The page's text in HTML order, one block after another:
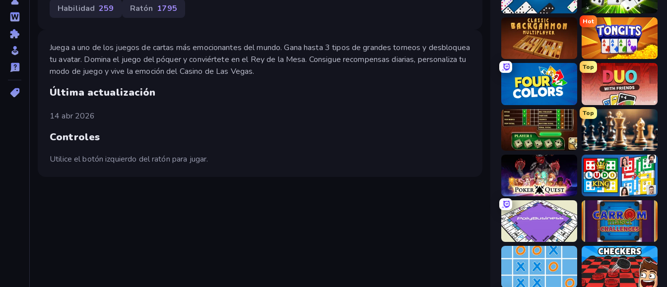
Habilidad 259 Ratón 1795
Juega a uno de los juegos de cartas más emocionantes del mundo. Gana hasta 3 tipos de grandes torneos y desbloquea
tu avatar. Domina el juego del póquer y conviértete en el Rey de la Mesa. Consigue recompensas diarias, personaliza tu
modo de juego y vive la emoción del Casino de Las Vegas.
Última actualización
14 abr 2026
Controles
Utilice el botón izquierdo del ratón para jugar.
Domino Battle Domino Duel
Backgammon Online
Hot
Tongits
Top
DUO With Friends
Yahtzee Online
Top
Ajedrez Gratis
Poker Quest Ludo King
PolyBusiness (Unofficial Monopoly)
Tres en Raya Online Damas